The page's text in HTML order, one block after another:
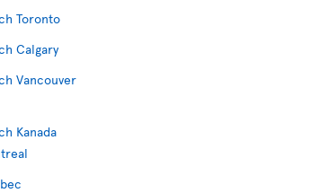
Toronto
Calgary
Vancouver
Kanada